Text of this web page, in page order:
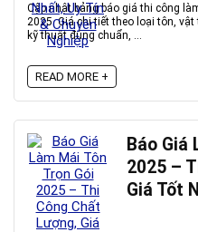
Cập nhật bảng báo giá thi công
2025. Giá chi tiết theo loại tôn,
kỹ thuật đúng chuẩn, ...
READ MORE +
Báo Giá
2025 –
Giá Tốt